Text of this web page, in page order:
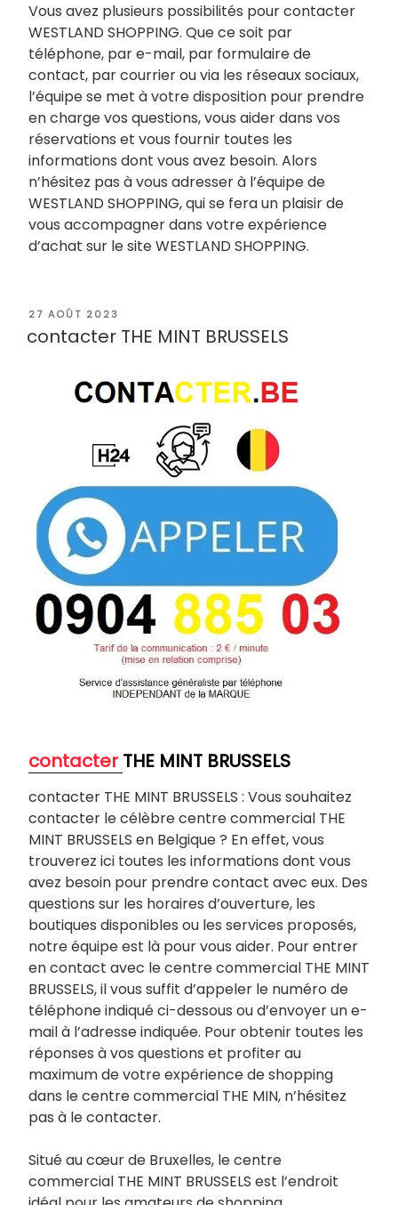
Vous avez plusieurs possibilités pour contacter
WESTLAND SHOPPING. Que ce soit par
téléphone, par e-mail, par formulaire de
contact, par courrier ou via les réseaux sociaux,
l’équipe se met à votre disposition pour prendre
en charge vos questions, vous aider dans vos
réservations et vous fournir toutes les
informations dont vous avez besoin. Alors
n’hésitez pas à vous adresser à l’équipe de
WESTLAND SHOPPING, qui se fera un plaisir de
vous accompagner dans votre expérience
d’achat sur le site WESTLAND SHOPPING.
PUBLIÉ
27 AOÛT 2023
contacter THE MINT BRUSSELS
contacterTHE MINT BRUSSELS
contacter THE MINT BRUSSELS : Vous souhaitez
contacter le célèbre centre commercial THE
MINT BRUSSELS en Belgique ? En effet, vous
trouverez ici toutes les informations dont vous
avez besoin pour prendre contact avec eux. Des
questions sur les horaires d’ouverture, les
boutiques disponibles ou les services proposés,
notre équipe est là pour vous aider. Pour entrer
en contact avec le centre commercial THE MINT
BRUSSELS, il vous suffit d’appeler le numéro de
téléphone indiqué ci-dessous ou d’envoyer un e-
mail à l’adresse indiquée. Pour obtenir toutes les
réponses à vos questions et profiter au
maximum de votre expérience de shopping
dans le centre commercial THE MIN, n’hésitez
pas à le contacter.
Situé au cœur de Bruxelles, le centre
commercial THE MINT BRUSSELS est l’endroit